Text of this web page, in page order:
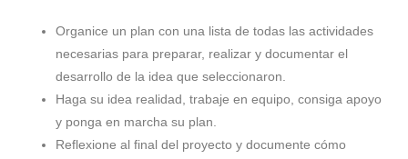
Organice un plan con una lista de todas las actividades
necesarias para preparar, realizar y documentar el
desarrollo de la idea que seleccionaron.
Haga su idea realidad, trabaje en equipo, consiga apoyo
y ponga en marcha su plan.
Reflexione al final del proyecto y documente cómo